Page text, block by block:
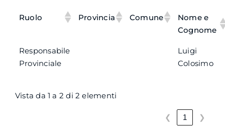
Ruolo Provincia Comune
Nome e
Cognome
Responsabile
Provinciale
Luigi
Colosimo
Vista da 1 a 2 di 2 elementi
❮ 1 ❯